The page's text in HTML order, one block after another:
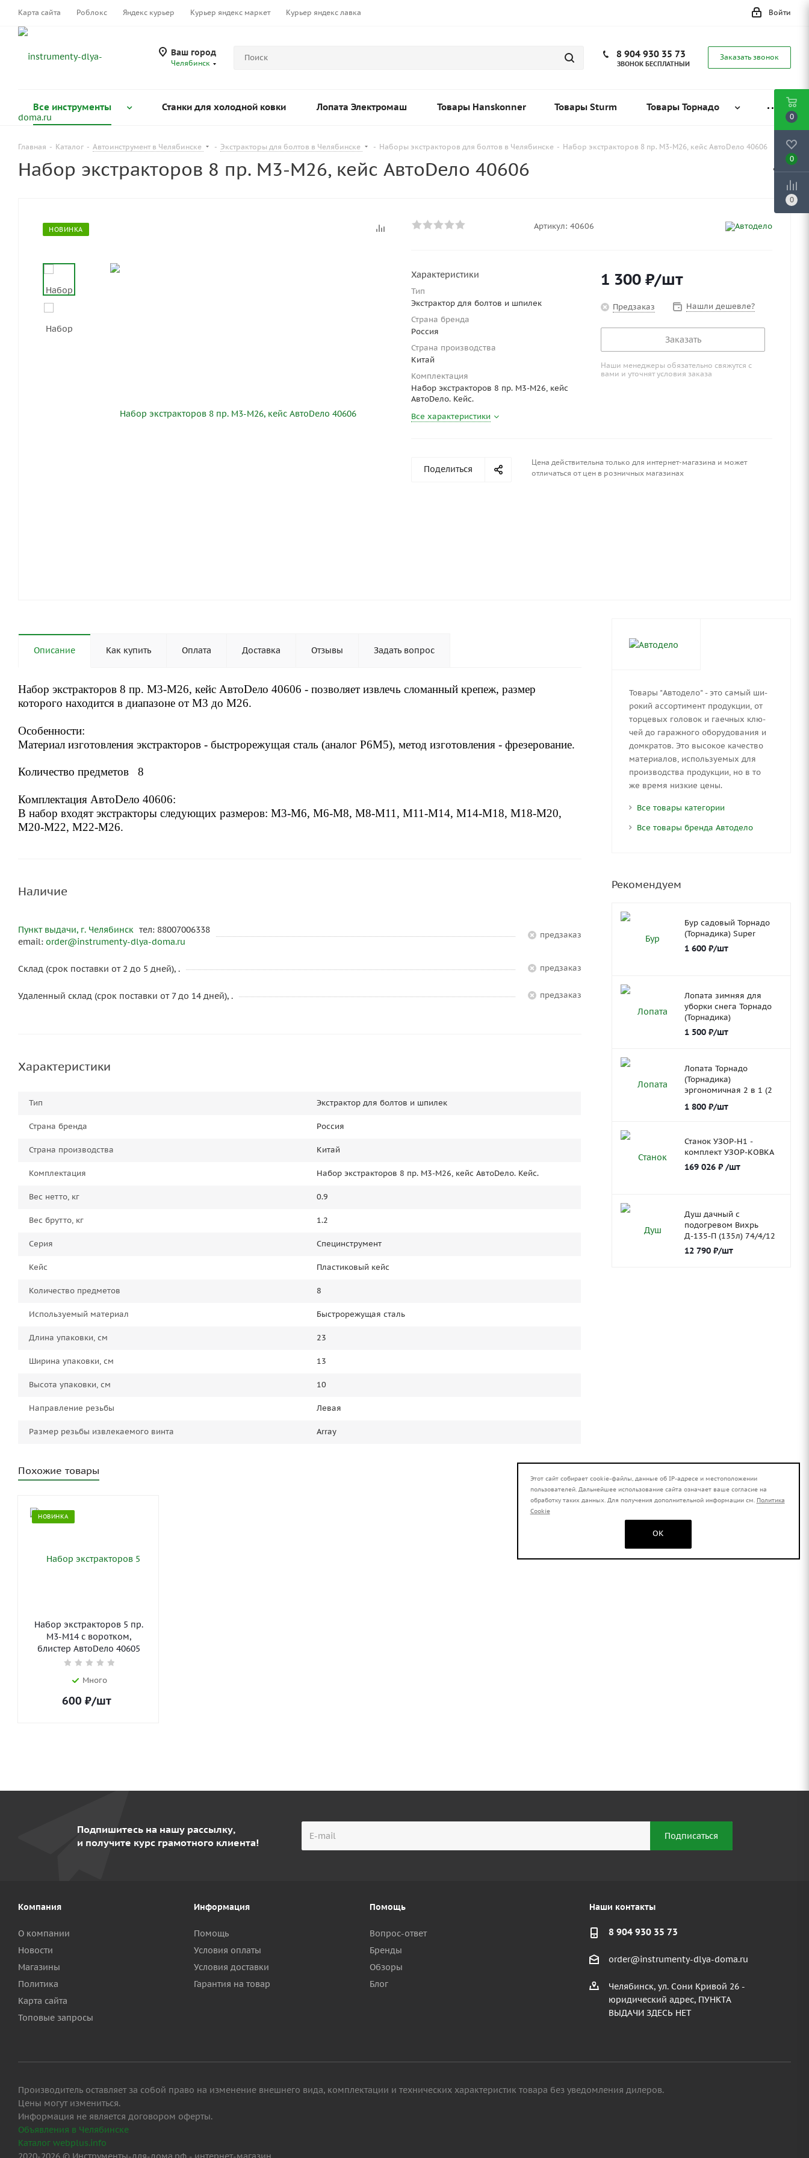
Карта сайта Роблокс Яндекс курьер Курьер яндекс маркет Курьер яндекс лавка Войти
Ваш город
Челябинск
8 904 930 35 73
ЗВОНОК БЕСПЛАТНЫЙ
Заказать звонок
Все инструменты Станки для холодной ковки Лопата Электромаш Товары Hanskonner Товары Sturm Товары Торнадо
Главная - Каталог - Автоинструмент в Челябинске - Экстракторы для болтов в Челябинске - Наборы экстракторов для болтов в Челябинске - Набор экстракторов 8 пр. М3-М26, кейс АвтоDело 40606
Набор экстракторов 8 пр. М3-М26, кейс АвтоDело 40606
НОВИНКА Артикул: 40606
Характеристики
Тип
Экстрактор для болтов и шпилек
Страна бренда
Россия
Страна производства
Китай
Комплектация
Набор экстракторов 8 пр. М3-М26, кейс
АвтоDело. Кейс.
Все характеристики
1 300 ₽/шт
Предзаказ Нашли дешевле?
Заказать
Наши менеджеры обязательно свяжутся с
вами и уточнят условия заказа
Поделиться
Цена действительна только для интернет-магазина и может
отличаться от цен в розничных магазинах
Описание Как купить Оплата Доставка Отзывы Задать вопрос
Набор экстракторов 8 пр. М3-М26, кейс АвтоDело 40606 - позволяет извлечь сломанный крепеж, размер
которого находится в диапазоне от M3 до M26.
Особенности:
Материал изготовления экстракторов - быстрорежущая сталь (аналог P6M5), метод изготовления - фрезерование.
Количество предметов 8
Комплектация АвтоDело 40606:
В набор входят экстракторы следующих размеров: М3-М6, М6-М8, М8-М11, М11-М14, М14-М18, М18-М20,
М20-М22, М22-М26.
Наличие
Пункт выдачи, г. Челябинск тел: 88007006338
email: order@instrumenty-dlya-doma.ru
Предзаказ
Склад (срок поставки от 2 до 5 дней), . Предзаказ
Удаленный склад (срок поставки от 7 до 14 дней), . Предзаказ
Характеристики
Тип Экстрактор для болтов и шпилек
Страна бренда Россия
Страна производства Китай
Комплектация Набор экстракторов 8 пр. М3-М26, кейс АвтоDело. Кейс.
Вес нетто, кг 0.9
Вес брутто, кг 1.2
Серия Специнструмент
Кейс Пластиковый кейс
Количество предметов 8
Используемый материал Быстрорежущая сталь
Длина упаковки, см 23
Ширина упаковки, см 13
Высота упаковки, см 10
Направление резьбы Левая
Размер резьбы извлекаемого винта Array
Похожие товары
НОВИНКА
Набор экстракторов 5 пр.
М3-М14 с воротком,
блистер АвтоDело 40605
Много
600 ₽/шт
Товары "Автодело" - это са­мый ши­
ро­кий ас­сор­ти­мент про­дук­ции, от
тор­це­вых го­ло­вок и га­еч­ных клю­
чей до га­раж­но­го обо­ру­до­ва­ния и
дом­кра­тов. Это вы­со­кое ка­че­ство
ма­те­ри­а­лов, ис­поль­зу­е­мых для
про­из­вод­ства про­дук­ции, но в то
же вре­мя низ­кие цены.
Все товары категории
Все товары бренда Автодело
Рекомендуем
Бур садовый Торнадо
(Торнадика) Super
1 600₽/шт
Лопата зимняя для
уборки снега Торнадо
(Торнадика)
1 500₽/шт
Лопата Торнадо
(Торнадика)
эргономичная 2 в 1 (2
1 800₽/шт
Станок УЗОР-Н1 -
комплект УЗОР-КОВКА
169 026₽ /шт
Душ дачный с
подогревом Вихрь
Д-135-П (135л) 74/4/12
12 790₽/шт
Подпишитесь на нашу рассылку,
и получите курс грамотного клиента!
Компания
О компании
Новости
Магазины
Политика
Карта сайта
Топовые запросы
Информация
Помощь
Условия оплаты
Условия доставки
Гарантия на товар
Помощь
Вопрос-ответ
Бренды
Обзоры
Блог
Наши контакты
8 904 930 35 73
order@instrumenty-dlya-doma.ru
Челябинск, ул. Сони Кривой 26 -
юридический адрес, ПУНКТА
ВЫДАЧИ ЗДЕСЬ НЕТ
Производитель оставляет за собой право на изменение внешнего вида, комплектации и технических характеристик товара без уведомления дилеров.
Цены могут измениться.
Информация не является договором оферты.
Объявления в Челябинске
Каталог webplus.info
0
0
0
Этот сайт собирает cookie-файлы, данные об IP-адресе и местоположении
пользователей. Дальнейшее использование сайта означает ваше согласие на
обработку таких данных. Для получения дополнительной информации см. Политика
Cookie
OK